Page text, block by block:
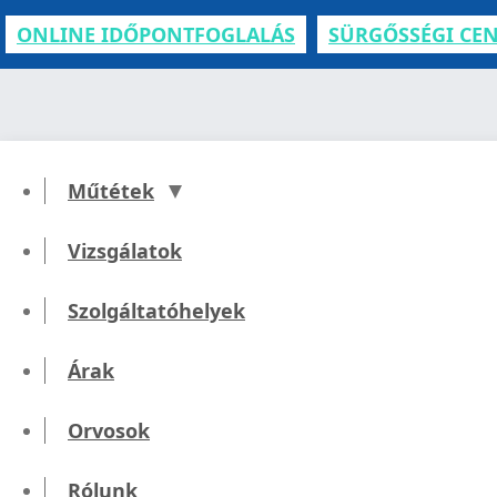
ONLINE IDŐPONTFOGLALÁS SÜRGŐSSÉGI
Műtétek
Vizsgálatok
Szolgáltatóhelyek
Árak
Orvosok
Rólunk